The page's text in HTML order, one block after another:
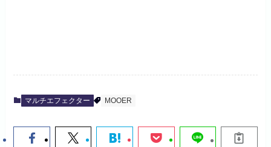
マルチエフェクター MOOER